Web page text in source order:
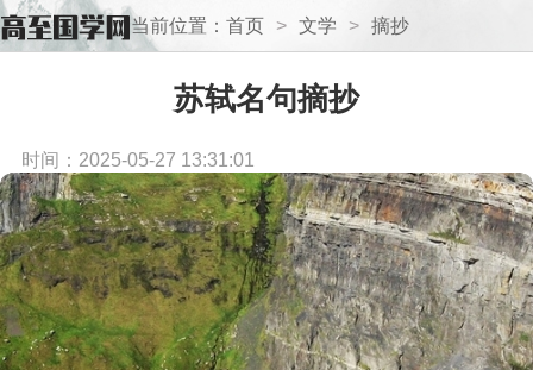
当前位置： 首页 > 文学 > 摘抄
苏轼名句摘抄
时间：2025-05-27 13:31:01